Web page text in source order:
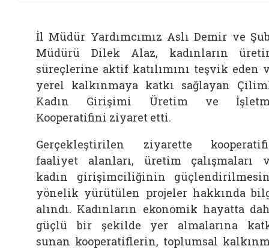
İl Müdür Yardımcımız Aslı Demir ve
Müdürü Dilek Alaz, kadınların
süreçlerine aktif katılımını teşvik eden
yerel kalkınmaya katkı sağlayan
Kadın Girişimi Üretim ve
Kooperatifini ziyaret etti.
Gerçekleştirilen ziyarette
faaliyet alanları, üretim çalışmaları
kadın girişimciliğinin
yönelik yürütülen projeler hakkında
alındı. Kadınların ekonomik hayatta
güçlü bir şekilde yer almalarına
sunan kooperatiflerin, toplumsal